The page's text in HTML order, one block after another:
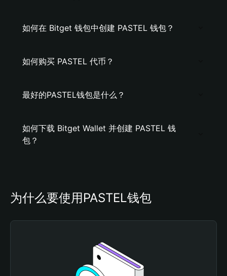
如何在 Bitget 钱包中创建 PASTEL 钱包？
如何购买 PASTEL 代币？
最好的PASTEL钱包是什么？
如何下载 Bitget Wallet 并创建 PASTEL 钱
包？
为什么要使用PASTEL钱包